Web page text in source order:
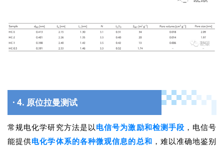
· 4. 原位拉曼测试
常规电化学研究方法是以电信号为激励和检测手段 ，电信号
能提供电化学体系的各种微观信息的总和 ，难以准确地鉴别